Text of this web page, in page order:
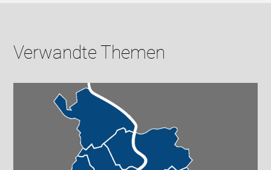
Verwandte Themen